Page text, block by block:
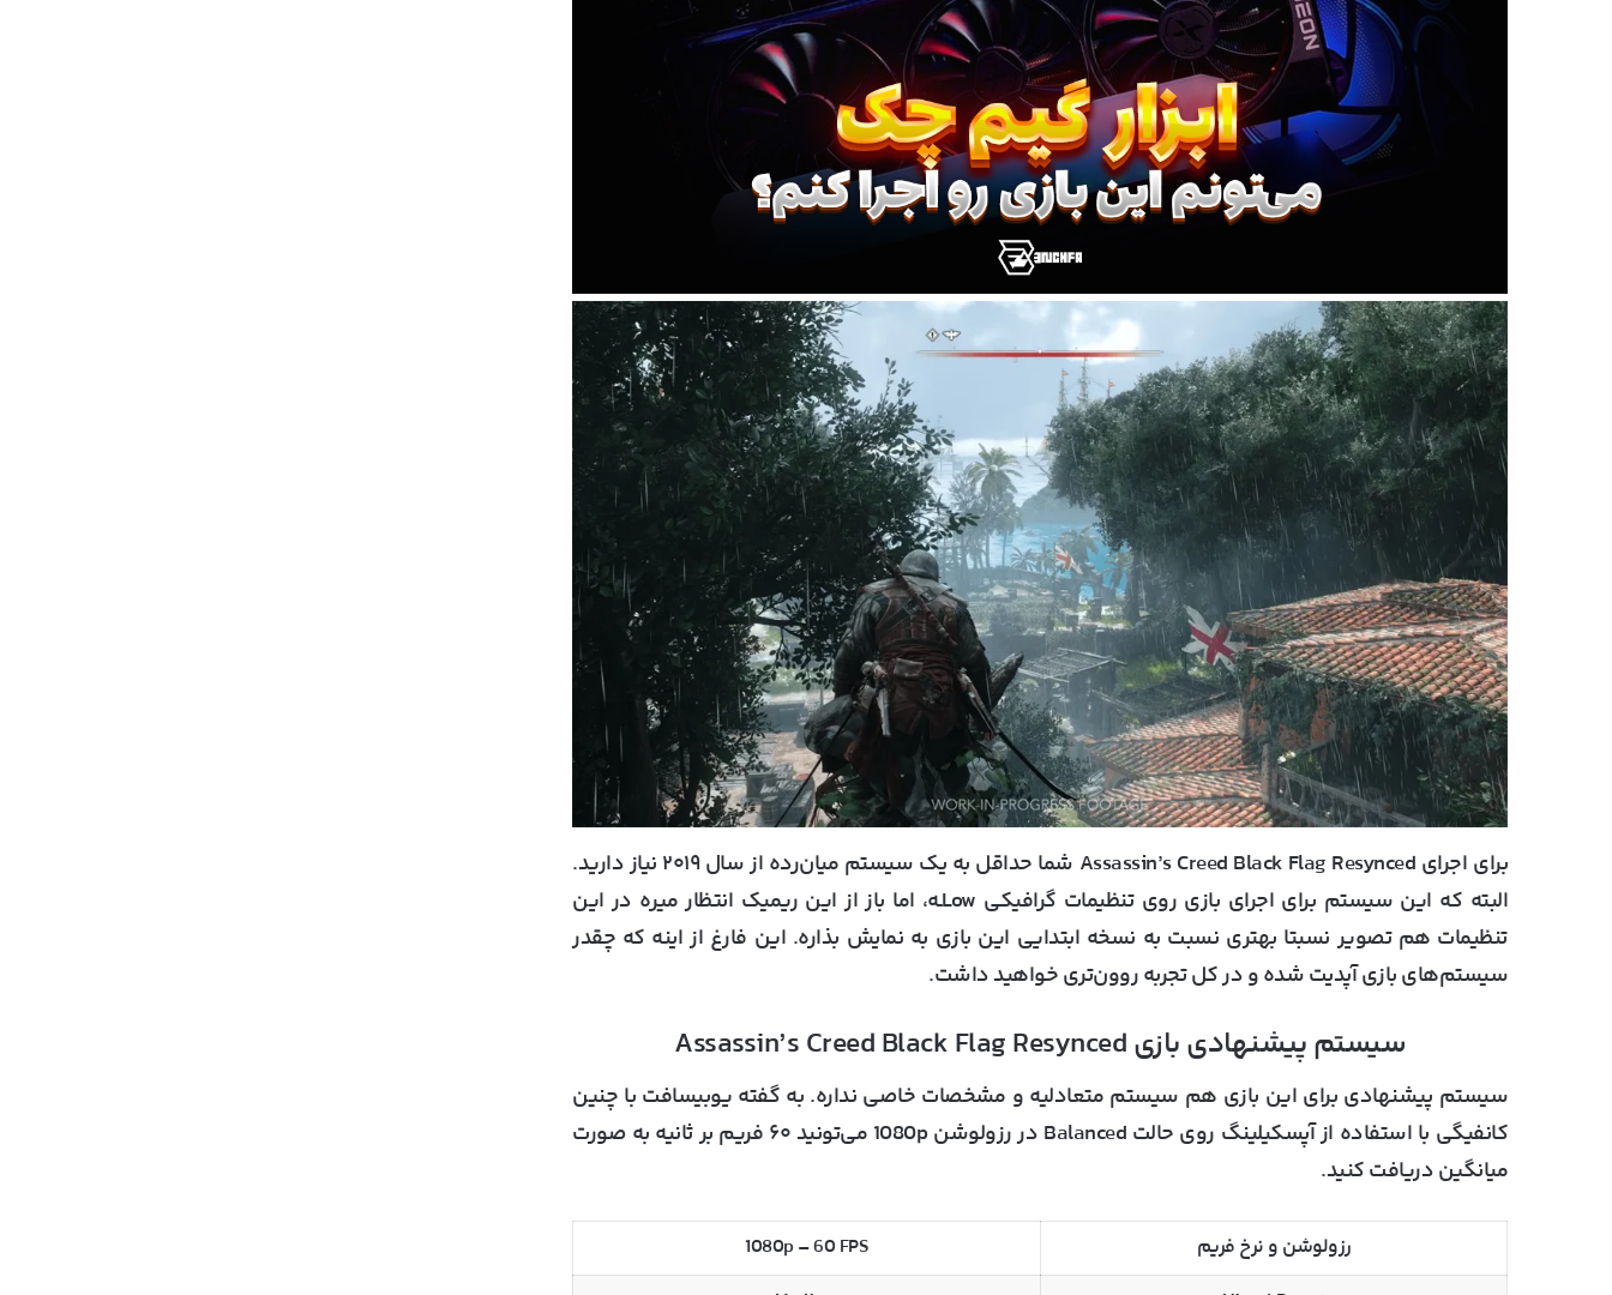
برای اجرای Assassin’s Creed Black Flag Resynced شما حداقل به یک سیستم میان‌رده از سال ۲۰۱۹ نیاز دارید.
البته که این سیستم برای اجرای بازی روی تنظیمات گرافیکی Lowـه، اما باز از این ریمیک انتظار میره در این
تنظیمات هم تصویر نسبتا بهتری نسبت به نسخه ابتدایی این بازی به نمایش بذاره. این فارغ از اینه که چقدر
سیستم‌های بازی آپدیت شده و در کل تجربه روون‌تری خواهید داشت.
سیستم پیشنهادی بازی Assassin’s Creed Black Flag Resynced
سیستم پیشنهادی برای این بازی هم سیستم متعادلیه و مشخصات خاصی نداره. به گفته یوبیسافت با چنین
کانفیگی
با استفاده از آپسکیلینگ روی حالت Balanced در رزولوشن 1080p می‌تونید ۶۰ فریم بر ثانیه به صورت
میانگیندریافت کنید.
رزولوشن و نرخ فریم
1080p – 60 FPS